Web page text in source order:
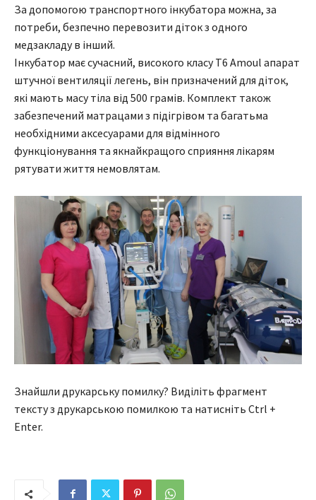
За допомогою транспортного інкубатора можна, за
потреби, безпечно перевозити діток з одного
медзакладу в інший.
Інкубатор має сучасний, високого класу T6 Amoul апарат
штучної вентиляції легень, він призначений для діток,
які мають масу тіла від 500 грамів. Комплект також
забезпечений матрацами з підігрівом та багатьма
необхідними аксесуарами для відмінного
функціонування та якнайкращого сприяння лікарям
рятувати життя немовлятам.
Знайшли друкарську помилку? Виділіть фрагмент
тексту з друкарською помилкою та натисніть Ctrl +
Enter.